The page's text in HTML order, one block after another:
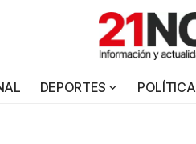
DEPORTES POLÍTICA